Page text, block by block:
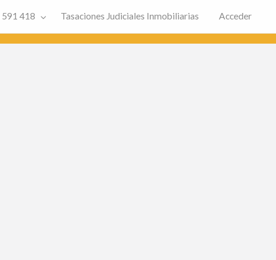
418 Tasaciones Judiciales Inmobiliarias Acceder